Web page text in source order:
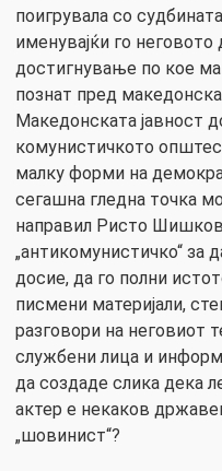
поигрувала со
именувајќи го
достигнување по кое
познат пред
Македонската јавност
комунистичкото
малку форми на
сегашна гледна точка
направил Ристо
„антикомунистичко“ за
досие, да го полни
писмени материјали,
разговори на неговиот
службени лица и
да создаде слика дека
актер е некаков
„шовинист“?